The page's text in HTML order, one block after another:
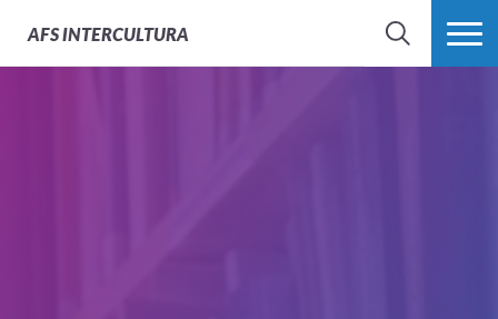
AFSINTERCULTURA
BÚSQUEDA MÁS